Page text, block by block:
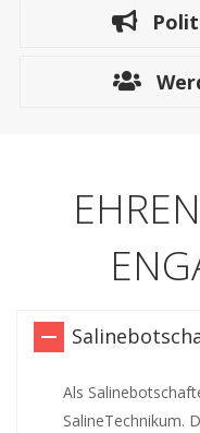
Als
SalineTechnikum.